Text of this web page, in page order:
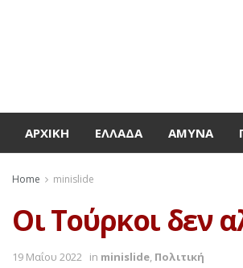
ΑΡΧΙΚΉ ΕΛΛΆΔΑ ΆΜΥΝΑ
Home minislide
Οι Τούρκοι δεν
19 Μαΐου 2022 in minislide, Πολιτική